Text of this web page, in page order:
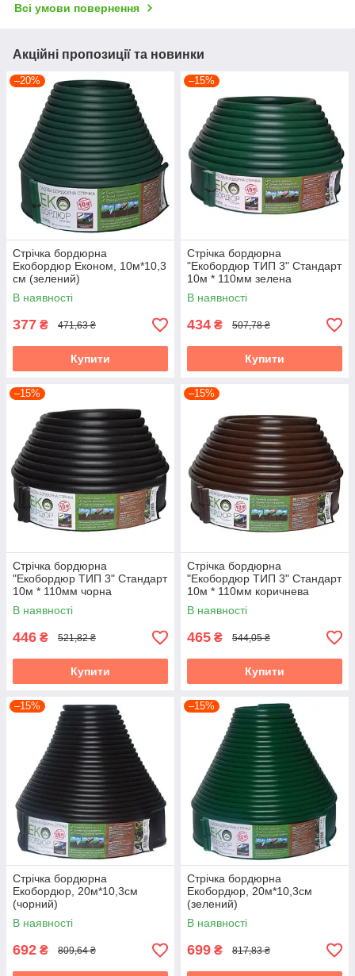
Всі умови повернення
Акційні пропозиції та новинки
–20%
Стрічка бордюрна
Екобордюр Економ, 10м*10,3
см (зелений)
В наявності
377 ₴ 471,63 ₴
Купити
–15%
Стрічка бордюрна
"Екобордюр ТИП 3" Стандарт
10м * 110мм зелена
В наявності
434 ₴ 507,78 ₴
Купити
–15%
Стрічка бордюрна
"Екобордюр ТИП 3" Стандарт
10м * 110мм чорна
В наявності
446 ₴ 521,82 ₴
Купити
–15%
Стрічка бордюрна
"Екобордюр ТИП 3" Стандарт
10м * 110мм коричнева
В наявності
465 ₴ 544,05 ₴
Купити
–15%
Стрічка бордюрна
Екобордюр, 20м*10,3см
(чорний)
В наявності
692 ₴ 809,64 ₴
–15%
Стрічка бордюрна
Екобордюр, 20м*10,3см
(зелений)
В наявності
699 ₴ 817,83 ₴